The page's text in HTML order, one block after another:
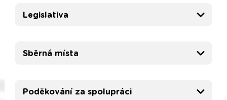
Legislativa
Sběrná místa
Poděkování za spolupráci